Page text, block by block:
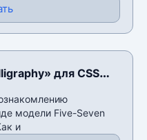
для CSS
модели Five-Seven
и